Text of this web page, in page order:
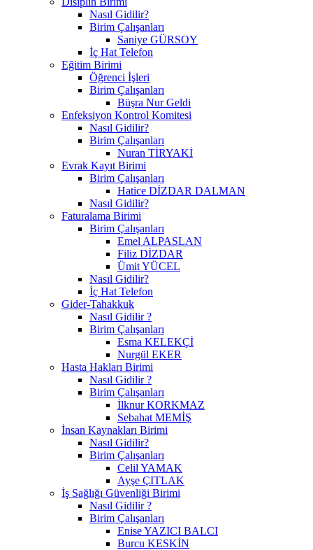
Nasıl Gidilir?
Birim Çalışanları
Saniye GÜRSOY
İç Hat Telefon
Eğitim Birimi
Öğrenci İşleri
Birim Çalışanları
Büşra Nur Geldi
Enfeksiyon Kontrol Komitesi
Nasıl Gidilir?
Birim Çalışanları
Nuran TİRYAKİ
Evrak Kayıt Birimi
Birim Çalışanları
Hatice DİZDAR DALMAN
Nasıl Gidilir?
Faturalama Birimi
Birim Çalışanları
Emel ALPASLAN
Filiz DİZDAR
Ümit YÜCEL
Nasıl Gidilir?
İç Hat Telefon
Gider-Tahakkuk
Nasıl Gidilir ?
Birim Çalışanları
Esma KELEKÇİ
Nurgül EKER
Hasta Hakları Birimi
Nasıl Gidilir ?
Birim Çalışanları
İlknur KORKMAZ
Sebahat MEMİŞ
İnsan Kaynakları Birimi
Nasıl Gidilir?
Birim Çalışanları
Celil YAMAK
Ayşe ÇITLAK
İş Sağlığı Güvenliği Birimi
Nasıl Gidilir ?
Birim Çalışanları
Enise YAZICI BALCI
Burcu KESKİN